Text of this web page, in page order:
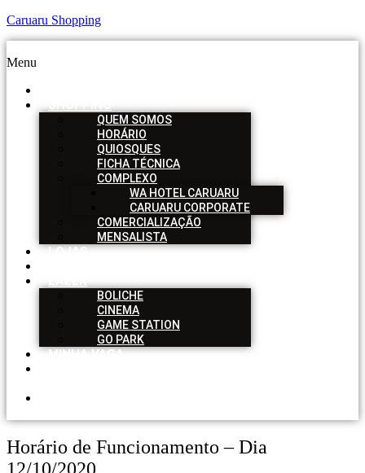
Caruaru Shopping
Menu
SHOPPING
QUEM SOMOS
HORÁRIO
QUIOSQUES
FICHA TÉCNICA
COMPLEXO
WA HOTEL CARUARU
CARUARU CORPORATE
COMERCIALIZAÇÃO
MENSALISTA
LOJAS
LAZER
BOLICHE
CINEMA
GAME STATION
GO PARK
MINHA VAGA
Horário de Funcionamento – Dia